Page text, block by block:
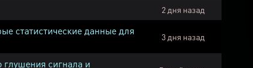
2 дня назад
статистические данные для
3 дня назад
глушения сигнала и